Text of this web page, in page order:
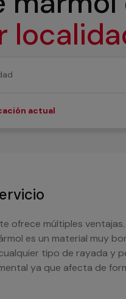
actual
de mármol? Nuestros
necesidad para pulir el
te ofrece múltiples
es un material muy
tipo de rayada y
ya que afecta de